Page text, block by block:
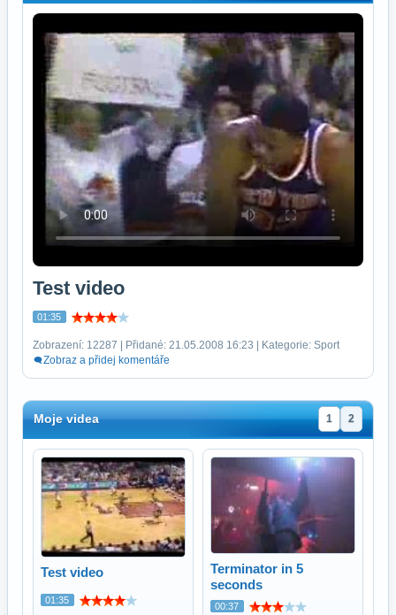
Test video
01:35
Zobrazení: 12287 | Přidané: 21.05.2008 16:23 | Kategorie: Sport
Zobraz a přidej komentáře
Moje videa 1 2
Test video
01:35
Terminator in 5
seconds
00:37